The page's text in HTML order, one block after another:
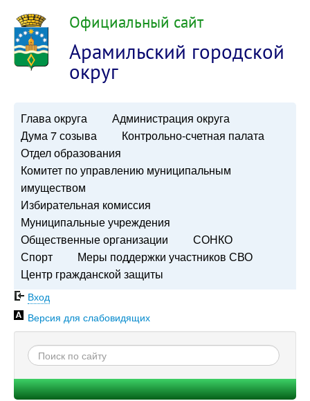
Официальный сайт
Арамильский городской
округ
Глава округа
Администрация округа
Дума 7 созыва
Контрольно-счетная палата
Отдел образования
Комитет по управлению муниципальным
имуществом
Избирательная комиссия
Муниципальные учреждения
Общественные организации
СОНКО
Спорт
Меры поддержки участников СВО
Центр гражданской защиты
Вход
Версия для слабовидящих